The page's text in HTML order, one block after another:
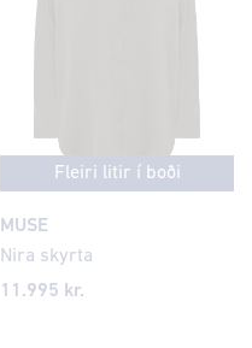
Fleiri litir í boði
MUSE
Nira skyrta
11.995 kr.